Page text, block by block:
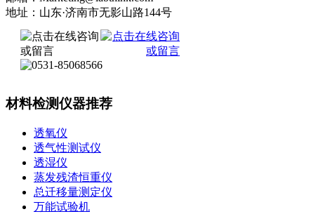
地址：山东·济南市无影山路144号
材料检测仪器推荐
透氧仪
透气性测试仪
透湿仪
蒸发残渣恒重仪
总迁移量测定仪
万能试验机